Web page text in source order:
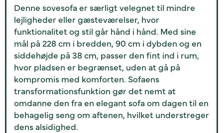
Denne sovesofa er særligt velegnet til mindre
lejligheder eller gæsteværelser, hvor
funktionalitet og stil går hånd i hånd. Med sine
mål på 228 cm i bredden, 90 cm i dybden og en
siddehøjde på 38 cm, passer den fint ind i rum,
hvor pladsen er begrænset, uden at gå på
kompromis med komforten. Sofaens
transformationsfunktion gør det nemt at
omdanne den fra en elegant sofa om dagen til en
behagelig seng om aftenen, hvilket understreger
dens alsidighed.